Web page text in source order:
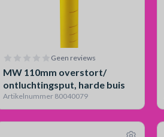
Geen reviews
MW 110mm overstort/
ontluchtingsput, harde buis
Artikelnummer 80040079